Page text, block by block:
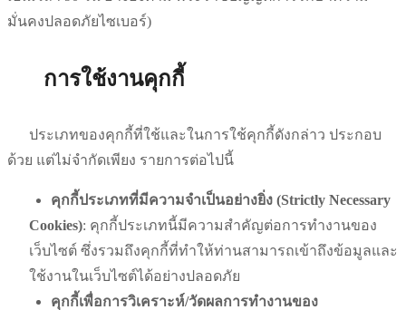
มั่นคงปลอดภัยไซเบอร์)
การใช้งานคุกกี้
ประเภทของคุกกี้ที่ใช้และในการใช้คุกกี้ดังกล่าว ประกอบ
ด้วย แต่ไม่จำกัดเพียง รายการต่อไปนี้
คุกกี้ประเภทที่มีความจำเป็นอย่างยิ่ง (Strictly Necessary
Cookies): คุกกี้ประเภทนี้มีความสำคัญต่อการทำงานของ
เว็บไซต์ ซึ่งรวมถึงคุกกี้ที่ทำให้ท่านสามารถเข้าถึงข้อมูลและ
ใช้งานในเว็บไซต์ได้อย่างปลอดภัย
คุกกี้เพื่อการวิเคราะห์/วัดผลการทำงานของ